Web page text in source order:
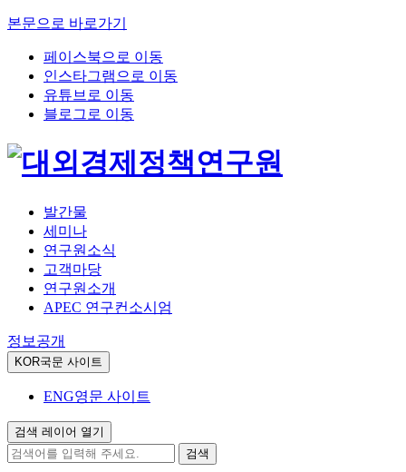
본문으로 바로가기
페이스북으로 이동
인스타그램으로 이동
유튜브로 이동
블로그로 이동
발간물
세미나
연구원소식
고객마당
연구원소개
APEC 연구컨소시엄
정보공개
KOR국문 사이트
ENG영문 사이트
검색 레이어 열기
검색